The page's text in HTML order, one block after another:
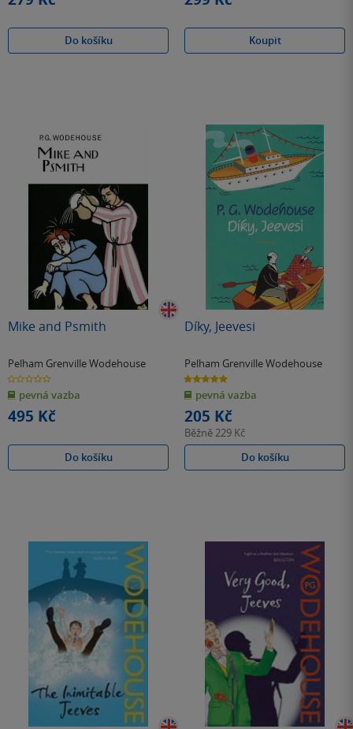
Do košíku Koupit
Mike and Psmith
Pelham Grenville Wodehouse
0.0
z
5
hvězdiček
pevná vazba
495 Kč
Do košíku
Díky, Jeevesi
Pelham Grenville Wodehouse
5.0
z
5
hvězdiček
pevná vazba
205 Kč
Běžně229 Kč
Do košíku